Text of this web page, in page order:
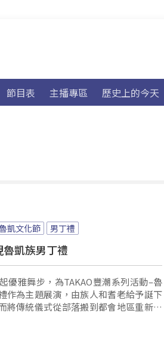
節目表 主播專區 歷史上的今天
凱文化節 男丁禮
魯凱族男丁禮
優雅舞步，為TAKAO豐潮系列活動–魯
作為主題展演，由族人和耆老給予誕下
將傳統儀式從部落搬到都會地區重新演